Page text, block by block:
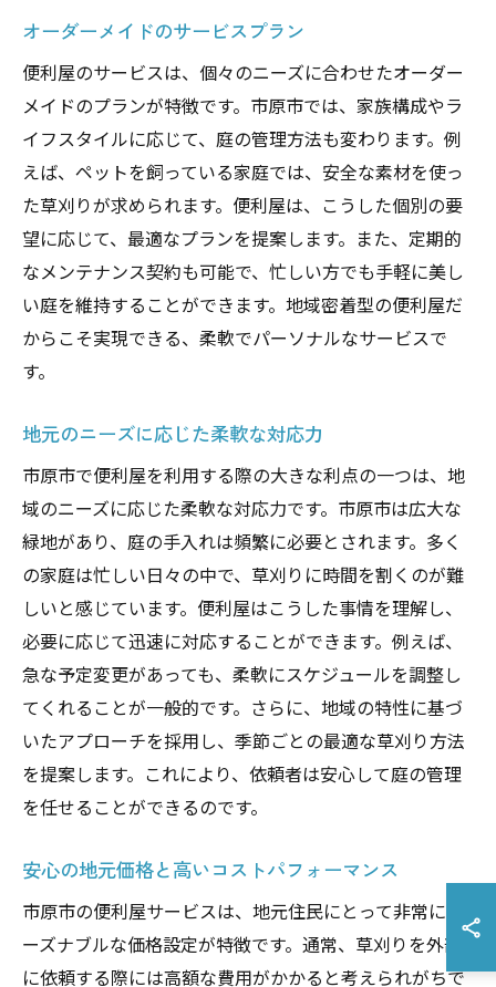
オーダーメイドのサービスプラン
便利屋のサービスは、個々のニーズに合わせたオーダー
メイドのプランが特徴です。市原市では、家族構成やラ
イフスタイルに応じて、庭の管理方法も変わります。例
えば、ペットを飼っている家庭では、安全な素材を使っ
た草刈りが求められます。便利屋は、こうした個別の要
望に応じて、最適なプランを提案します。また、定期的
なメンテナンス契約も可能で、忙しい方でも手軽に美し
い庭を維持することができます。地域密着型の便利屋だ
からこそ実現できる、柔軟でパーソナルなサービスで
す。
地元のニーズに応じた柔軟な対応力
市原市で便利屋を利用する際の大きな利点の一つは、地
域のニーズに応じた柔軟な対応力です。市原市は広大な
緑地があり、庭の手入れは頻繁に必要とされます。多く
の家庭は忙しい日々の中で、草刈りに時間を割くのが難
しいと感じています。便利屋はこうした事情を理解し、
必要に応じて迅速に対応することができます。例えば、
急な予定変更があっても、柔軟にスケジュールを調整し
てくれることが一般的です。さらに、地域の特性に基づ
いたアプローチを採用し、季節ごとの最適な草刈り方法
を提案します。これにより、依頼者は安心して庭の管理
を任せることができるのです。
安心の地元価格と高いコストパフォーマンス
市原市の便利屋サービスは、地元住民にとって非常にリ
ーズナブルな価格設定が特徴です。通常、草刈りを外部
に依頼する際には高額な費用がかかると考えられがちで